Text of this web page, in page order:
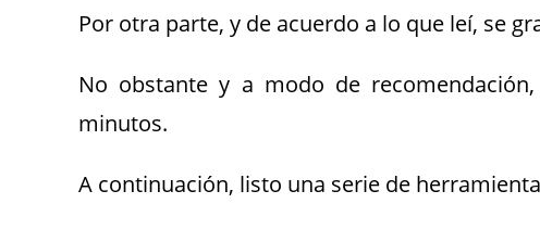
Por otra parte, y de acuerdo a lo que leí, se
No obstante y a modo de
minutos.
A continuación, listo una serie de